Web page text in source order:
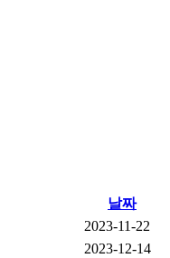
날짜
2023-11-22
2023-12-14